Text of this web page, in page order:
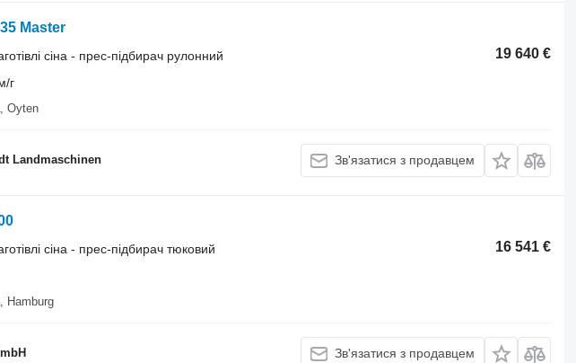
Master
19 640 €
сіна - прес-підбирач рулонний
г
Oyten
Landmaschinen Зв'язатися з продавцем
16 541 €
сіна - прес-підбирач тюковий
Hamburg
Зв'язатися з продавцем